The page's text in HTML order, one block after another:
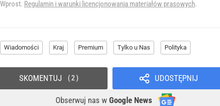
Wprost. Regulamin i warunki licencjonowania materiałów prasowych.
Wiadomości Kraj Premium Tylko u Nas Polityka
UDOSTĘPNIJ
Obserwuj nas w Google News
SKOMENTUJ 2